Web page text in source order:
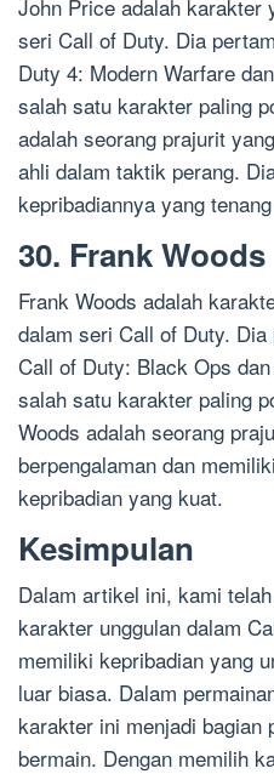
John Price adalah karakter
seri Call of Duty. Dia
Duty 4: Modern Warfare
salah satu karakter paling
adalah seorang prajurit
ahli dalam taktik perang.
kepribadiannya yang
30. Frank Woods
Frank Woods adalah
dalam seri Call of Duty.
Call of Duty: Black Ops
salah satu karakter paling
Woods adalah seorang
berpengalaman dan
kepribadian yang kuat.
Kesimpulan
Dalam artikel ini, kami
karakter unggulan dalam
memiliki kepribadian yang
luar biasa. Dalam
karakter ini menjadi bagian
bermain. Dengan memilih